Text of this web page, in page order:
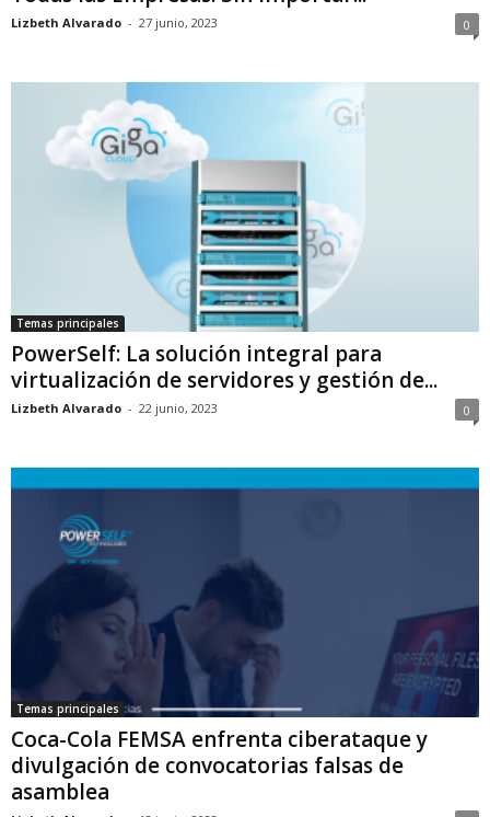
Lizbeth Alvarado - 27 junio, 2023 0
Temas principales
PowerSelf: La solución integral para
virtualización de servidores y gestión de...
Lizbeth Alvarado - 22 junio, 2023 0
Temas principales
Coca-Cola FEMSA enfrenta ciberataque y
divulgación de convocatorias falsas de
asamblea